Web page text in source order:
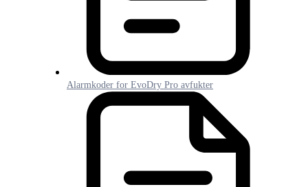
Alarmkoder for EvoDry Pro avfukter